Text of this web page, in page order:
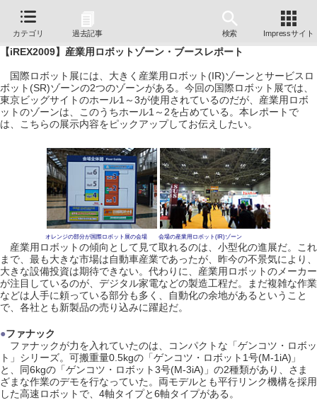
カテゴリ 過去記事 検索 Impressサイト
【iREX2009】産業用ロボットゾーン・ブースレポート
国際ロボット展には、大きく産業用ロボット(IR)ゾーンとサービスロ
ボット(SR)ゾーンの2つのゾーンがある。今回の国際ロボット展では、
東京ビッグサイトのホール1～3が使用されているのだが、産業用ロボ
ットのゾーンは、このうちホール1～2を占めている。本レポートで
は、こちらの展示内容をピックアップしてお伝えしたい。
オレンジの部分が国際ロボット展の会場 会場の産業用ロボット(IR)ゾーン
産業用ロボットの傾向として見て取れるのは、小型化の進展だ。これ
まで、最も大きな市場は自動車産業であったが、昨今の不景気により、
大きな設備投資は期待できない。代わりに、産業用ロボットのメーカー
が注目しているのが、デジタル家電などの製造工程だ。まだ複雑な作業
などは人手に頼っている部分も多く、自動化の余地があるということ
で、各社とも新製品の売り込みに躍起だ。
●ファナック
ファナックが力を入れていたのは、コンパクトな「ゲンコツ・ロボッ
ト」シリーズ。可搬重量0.5kgの「ゲンコツ・ロボット1号(M-1iA)」
と、同6kgの「ゲンコツ・ロボット3号(M-3iA)」の2種類があり、さま
ざまな作業のデモを行なっていた。両モデルとも平行リンク機構を採用
した高速ロボットで、4軸タイプと6軸タイプがある。